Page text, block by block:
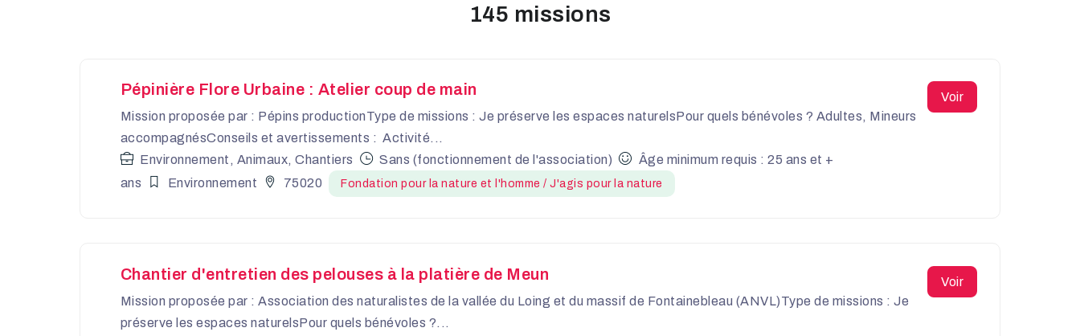
145 missions
Voir
Pépinière Flore Urbaine : Atelier coup de main
Mission proposée par : Pépins productionType de missions : Je préserve les espaces naturelsPour quels bénévoles ? Adultes, Mineurs
accompagnésConseils et avertissements : Activité...
Environnement, Animaux, Chantiers
Sans (fonctionnement de l'association)
Âge minimum requis : 25 ans et +
ans
Environnement 75020 Fondation pour la nature et l'homme / J'agis pour la nature
Voir
Chantier d'entretien des pelouses à la platière de Meun
Mission proposée par : Association des naturalistes de la vallée du Loing et du massif de Fontainebleau (ANVL)Type de missions : Je
préserve les espaces naturelsPour quels bénévoles ?...